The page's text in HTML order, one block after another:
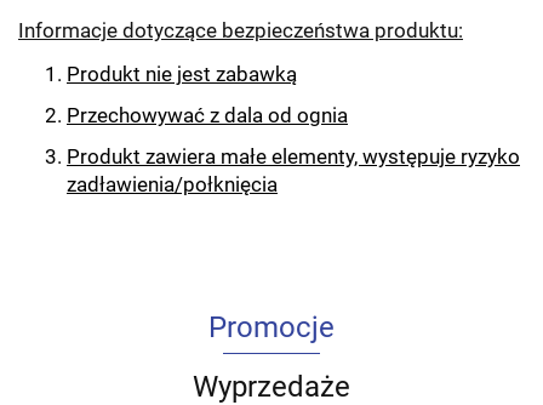
Informacje dotyczące bezpieczeństwa produktu:
Produkt nie jest zabawką
Przechowywać z dala od ognia
Produkt zawiera małe elementy, występuje ryzyko
zadławienia/połknięcia
Promocje
Wyprzedaże